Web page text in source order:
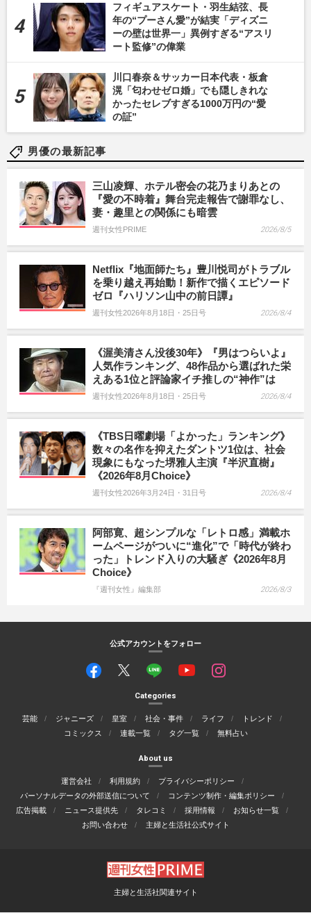
フィギュアスケート・羽生結弦、長
年の“プーさん愛”が結実「ディズニ
ーの壁は世界一」異例すぎる“アスリ
ート監修”の偉業
川口春奈＆サッカー日本代表・板倉
滉「匂わせゼロ婚」でも隠しきれな
かったセレブすぎる1000万円の“愛
の証”
男優の最新記事
三山凌輝、ホテル密会の花乃まりあとの
『愛の不時着』舞台完走報告で謝罪なし、
妻・趣里との関係にも暗雲
週刊女性PRIME 2026/8/5
Netflix『地面師たち』豊川悦司がトラブル
を乗り越え再始動！新作で描くエピソード
ゼロ『ハリソン山中の前日譚』
週刊女性2026年8月18日・25日号 2026/8/4
《渥美清さん没後30年》『男はつらいよ』
人気作ランキング、48作品から選ばれた栄
えある1位と評論家イチ推しの“神作”は
週刊女性2026年8月18日・25日号 2026/8/4
《TBS日曜劇場「よかった」ランキング》
数々の名作を抑えたダントツ1位は、社会
現象にもなった堺雅人主演『半沢直樹』
《2026年8月Choice》
週刊女性2026年3月24日・31日号 2026/8/4
阿部寛、超シンプルな「レトロ感」満載ホ
ームページがついに“進化”で「時代が終わ
った」トレンド入りの大騒ぎ《2026年8月
Choice》
『週刊女性』編集部 2026/8/3
公式アカウントをフォロー
Categories
芸能 ジャニーズ 皇室 社会・事件 ライフ
トレンド
コミックス
連載一覧 タグ一覧 無料占い
About us
運営会社 利用規約
プライバシーポリシー
パーソナルデータの外部送信について
コンテンツ制作・編集ポリシー
広告掲載
ニュース提供先 タレコミ 採用情報
お知らせ一覧
お問い合わせ
主婦と生活社公式サイト
主婦と生活社関連サイト